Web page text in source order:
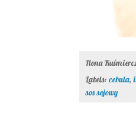
Ilona
Labels: cebula,
sos sojowy